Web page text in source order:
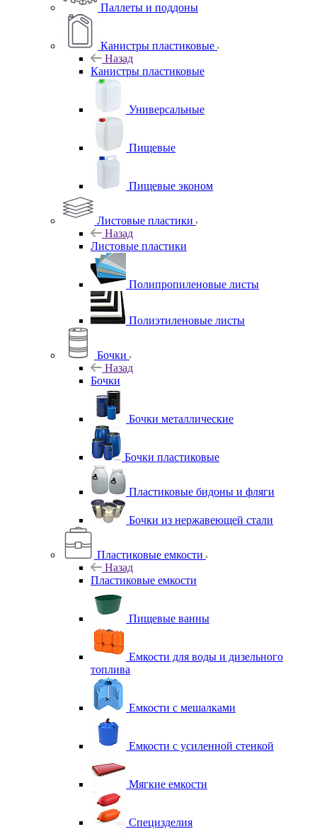
Паллеты и поддоны
Канистры пластиковые
Назад
Канистры пластиковые
Универсальные
Пищевые
Пищевые эконом
Листовые пластики
Назад
Листовые пластики
Полипропиленовые листы
Полиэтиленовые листы
Бочки
Назад
Бочки
Бочки металлические
Бочки пластиковые
Пластиковые бидоны и фляги
Бочки из нержавеющей стали
Пластиковые емкости
Назад
Пластиковые емкости
Пищевые ванны
Емкости для воды и дизельного
топлива
Емкости с мешалками
Емкости с усиленной стенкой
Мягкие емкости
Специзделия